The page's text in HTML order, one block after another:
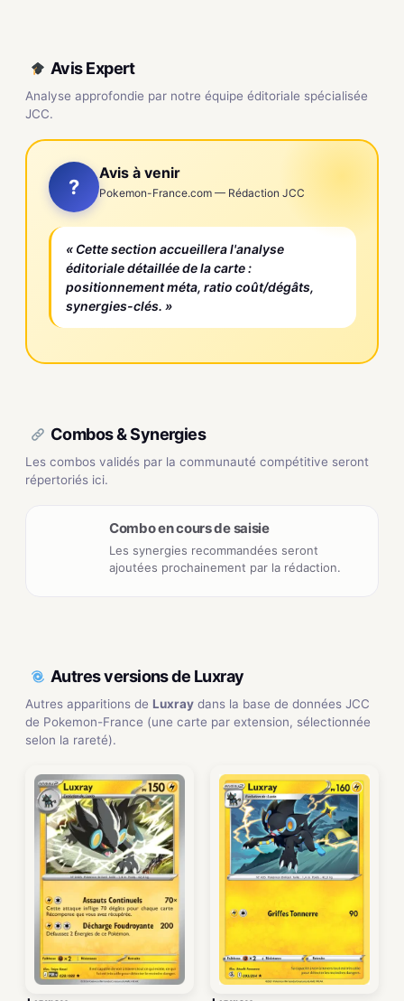
Avis Expert
Analyse approfondie par notre équipe éditoriale spécialisée
JCC.
?
Avis à venir
Pokemon-France.com — Rédaction JCC
« Cette section accueillera l'analyse
éditoriale détaillée de la carte :
positionnement méta, ratio coût/dégâts,
synergies-clés. »
Combos & Synergies
Les combos validés par la communauté compétitive seront
répertoriés ici.
Combo en cours de saisie
Les synergies recommandées seront
ajoutées prochainement par la rédaction.
Autres versions de Luxray
Autres apparitions de Luxray dans la base de données JCC
de Pokemon-France (une carte par extension, sélectionnée
selon la rareté).